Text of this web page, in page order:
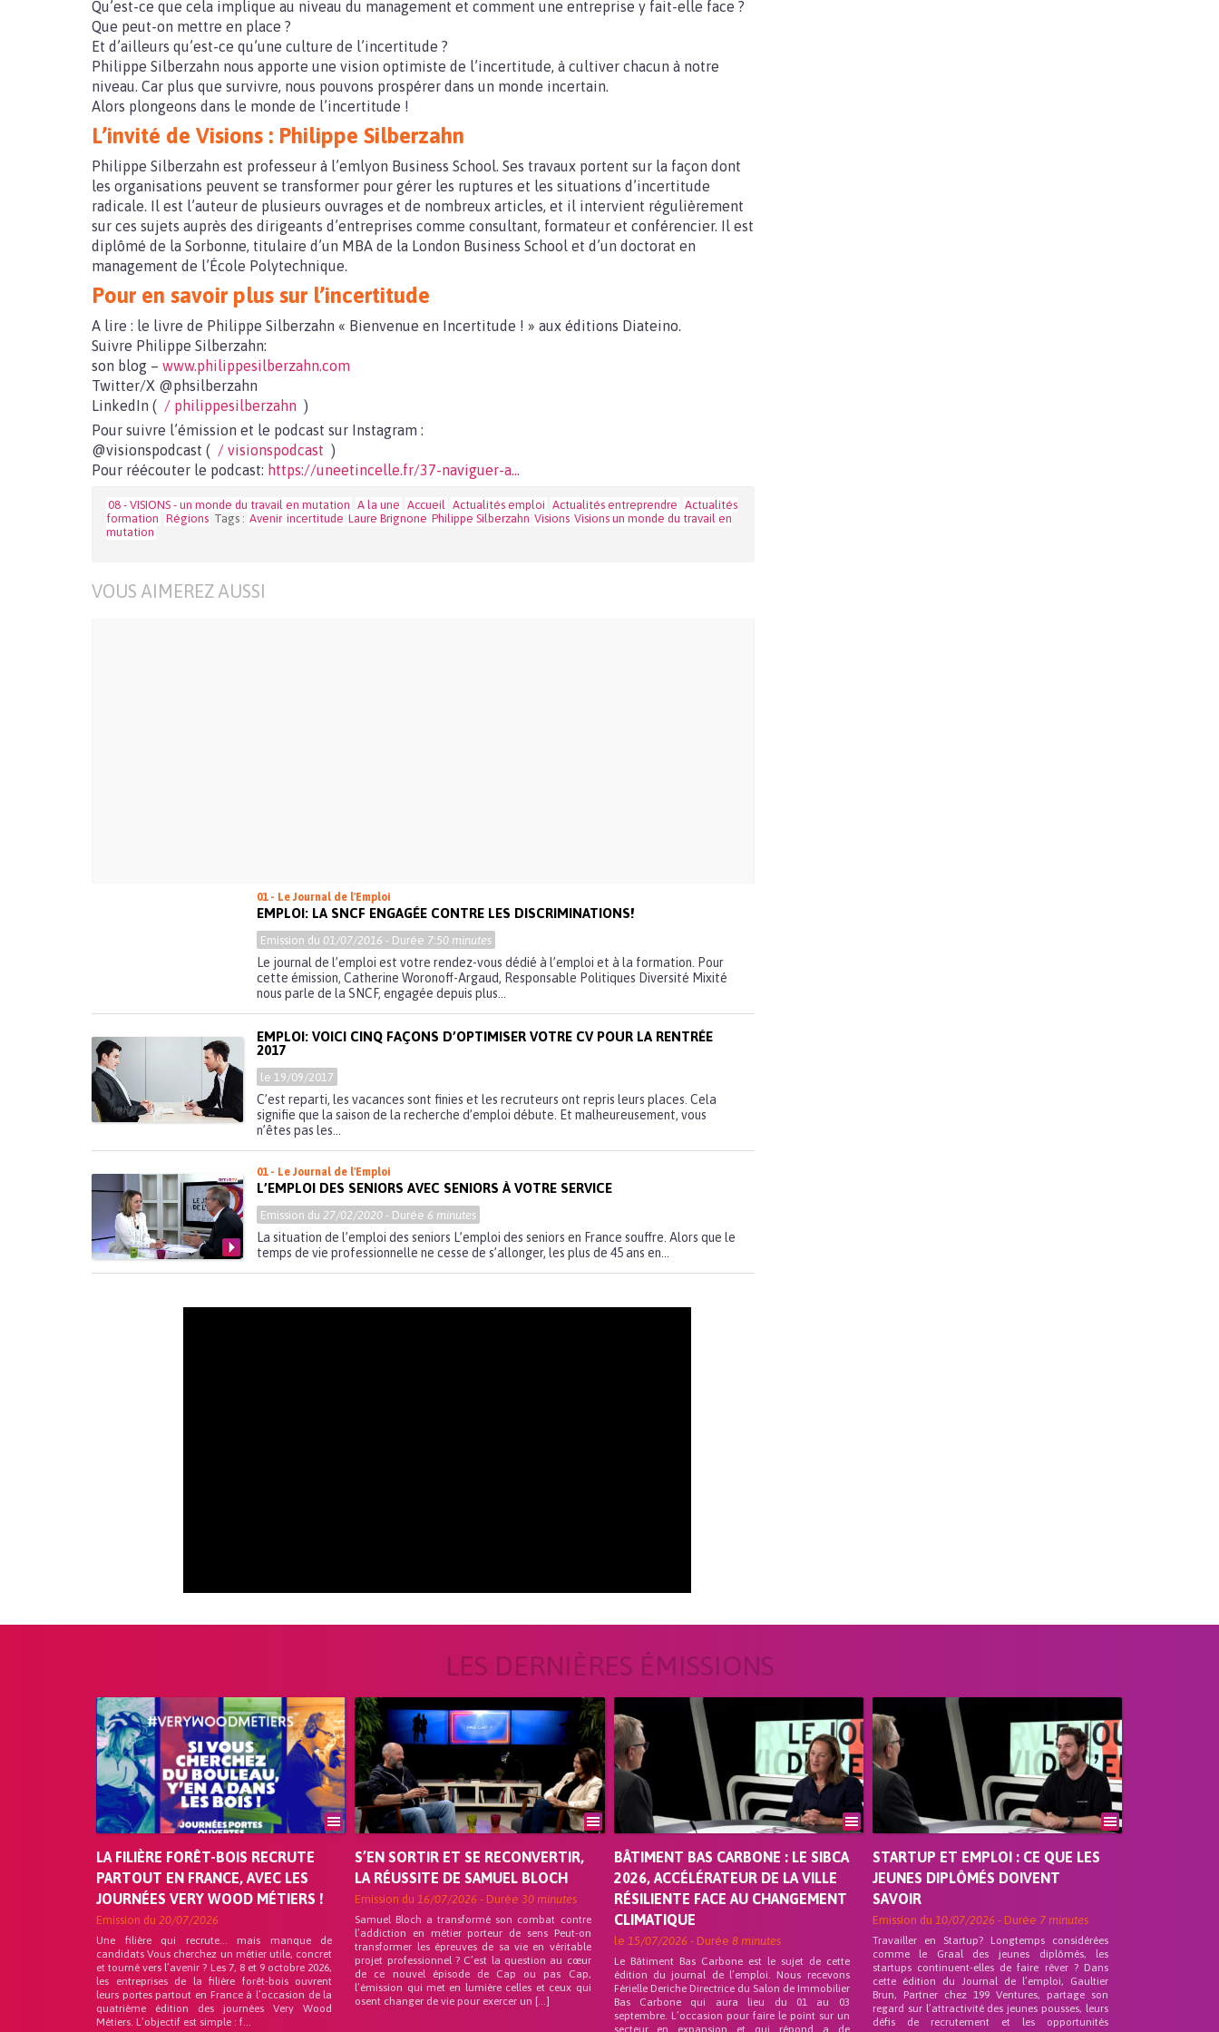
Qu’est-ce que cela implique au niveau du management et comment une entreprise y fait-elle face ?
Que peut-on mettre en place ?
Et d’ailleurs qu’est-ce qu’une culture de l’incertitude ?
Philippe Silberzahn nous apporte une vision optimiste de l’incertitude, à cultiver chacun à notre
niveau. Car plus que survivre, nous pouvons prospérer dans un monde incertain.
Alors plongeons dans le monde de l’incertitude !
L’invité de Visions : Philippe Silberzahn
Philippe Silberzahn est professeur à l’emlyon Business School. Ses travaux portent sur la façon dont
les organisations peuvent se transformer pour gérer les ruptures et les situations d’incertitude
radicale. Il est l’auteur de plusieurs ouvrages et de nombreux articles, et il intervient régulièrement
sur ces sujets auprès des dirigeants d’entreprises comme consultant, formateur et conférencier. Il est
diplômé de la Sorbonne, titulaire d’un MBA de la London Business School et d’un doctorat en
management de l’École Polytechnique.
Pour en savoir plus sur l’incertitude
A lire : le livre de Philippe Silberzahn « Bienvenue en Incertitude ! » aux éditions Diateino.
Suivre Philippe Silberzahn:
son blog – www.philippesilberzahn.com
Twitter/X @phsilberzahn
LinkedIn ( / philippesilberzahn )
Pour suivre l’émission et le podcast sur Instagram :
@visionspodcast ( / visionspodcast )
Pour réécouter le podcast: https://uneetincelle.fr/37-naviguer-a…
08 - VISIONS - un monde du travail en mutation A la une Accueil Actualités emploi Actualités entreprendre Actualités
formation Régions Tags : Avenir incertitude Laure Brignone Philippe Silberzahn Visions Visions un monde du travail en
mutation
VOUS AIMEREZ AUSSI
01 - Le Journal de l'Emploi
EMPLOI: LA SNCF ENGAGÉE CONTRE LES DISCRIMINATIONS!
Emission du 01/07/2016 - Durée 7:50 minutes
Le journal de l’emploi est votre rendez-vous dédié à l’emploi et à la formation. Pour
cette émission, Catherine Woronoff-Argaud, Responsable Politiques Diversité Mixité
nous parle de la SNCF, engagée depuis plus...
EMPLOI: VOICI CINQ FAÇONS D’OPTIMISER VOTRE CV POUR LA RENTRÉE
2017
le 19/09/2017
C’est reparti, les vacances sont finies et les recruteurs ont repris leurs places. Cela
signifie que la saison de la recherche d’emploi débute. Et malheureusement, vous
n’êtes pas les...
01 - Le Journal de l'Emploi
L’EMPLOI DES SENIORS AVEC SENIORS À VOTRE SERVICE
Emission du27/02/2020 - Durée 6 minutes
La situation de l’emploi des seniors L’emploi des seniors en France souffre. Alors que le
temps de vie professionnelle ne cesse de s’allonger, les plus de 45 ans en...
LES DERNIÈRES ÉMISSIONS
LA FILIÈRE FORÊT-BOIS RECRUTE
PARTOUT EN FRANCE, AVEC LES
JOURNÉES VERY WOOD MÉTIERS !
Emission du 20/07/2026
Une filière qui recrute… mais manque de
candidats Vous cherchez un métier utile, concret
et tourné vers l’avenir ? Les 7, 8 et 9 octobre 2026,
les entreprises de la filière forêt-bois ouvrent
leurs portes partout en France à l’occasion de la
quatrième édition des journées Very Wood
Métiers. L’objectif est simple : f...
S’EN SORTIR ET SE RECONVERTIR,
LA RÉUSSITE DE SAMUEL BLOCH
Emission du16/07/2026 - Durée30 minutes
Samuel Bloch a transformé son combat contre
l’addiction en métier porteur de sens Peut-on
transformer les épreuves de sa vie en véritable
projet professionnel ? C’est la question au cœur
de ce nouvel épisode de Cap ou pas Cap,
l’émission qui met en lumière celles et ceux qui
osent changer de vie pour exercer un […]
BÂTIMENT BAS CARBONE : LE SIBCA
2026, ACCÉLÉRATEUR DE LA VILLE
RÉSILIENTE FACE AU CHANGEMENT
CLIMATIQUE
le 15/07/2026 - Durée 8 minutes
Le Bâtiment Bas Carbone est le sujet de cette
édition du journal de l’emploi. Nous recevons
Férielle Deriche Directrice du Salon de Immobilier
Bas Carbone qui aura lieu du 01 au 03
septembre. L’occasion pour faire le point sur un
secteur en expansion et qui répond a de
STARTUP ET EMPLOI : CE QUE LES
JEUNES DIPLÔMÉS DOIVENT
SAVOIR
Emission du 10/07/2026 - Durée 7 minutes
Travailler en Startup? Longtemps considérées
comme le Graal des jeunes diplômés, les
startups continuent-elles de faire rêver ? Dans
cette édition du Journal de l’emploi, Gaultier
Brun, Partner chez 199 Ventures, partage son
regard sur l’attractivité des jeunes pousses, leurs
défis de recrutement et les opportunités